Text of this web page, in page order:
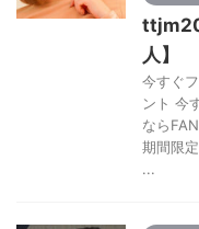
人】
今すぐ
ント 今
なら
期間限
...